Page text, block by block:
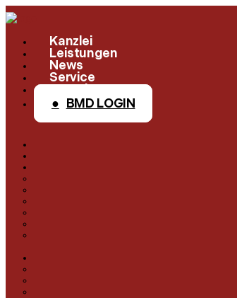
Kanzlei
Leistungen
News
Service
BMD LOGIN